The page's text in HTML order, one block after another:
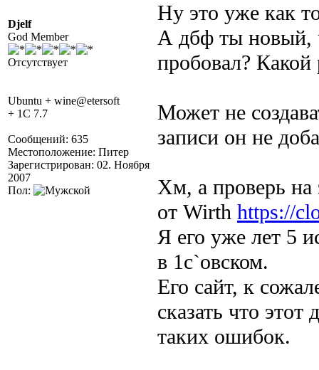
Djelf
God Member
Отсутствует
Ubuntu + wine@etersoft
+ 1C 7.7
Сообщений: 635
Местоположение: Питер
Зарегистрирован: 02. Ноября
2007
Пол:
Ну это уже как
А дбф ты новый,
пробовал? Какой
Может не
записи он не
Хм, а проверь на
от Wirth https://
Я его уже лет 5
в 1с`овском.
Его сайт, к
сказать что
таких ошибок.